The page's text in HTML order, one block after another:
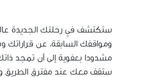
ستكتشف في رحلتك الجديدة
ومواقفك السابقة، عن
مشدودا بعفوية إلى أن تمجد
ستقف معك عند مفترق الطريق